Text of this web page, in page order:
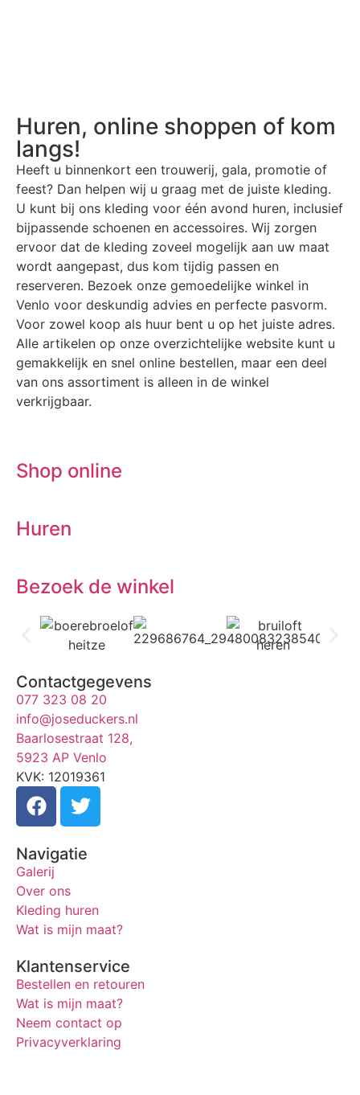
Huren, online shoppen of kom
langs!
Heeft u binnenkort een trouwerij, gala, promotie of
feest? Dan helpen wij u graag met de juiste kleding.
U kunt bij ons kleding voor één avond huren, inclusief
bijpassende schoenen en accessoires. Wij zorgen
ervoor dat de kleding zoveel mogelijk aan uw maat
wordt aangepast, dus kom tijdig passen en
reserveren. Bezoek onze gemoedelijke winkel in
Venlo voor deskundig advies en perfecte pasvorm.
Voor zowel koop als huur bent u op het juiste adres.
Alle artikelen op onze overzichtelijke website kunt u
gemakkelijk en snel online bestellen, maar een deel
van ons assortiment is alleen in de winkel
verkrijgbaar.
Shop online
Huren
Bezoek de winkel
Contactgegevens
077 323 08 20
info@joseduckers.nl
Baarlosestraat 128,
5923 AP Venlo
KVK: 12019361
Navigatie
Galerij
Over ons
Kleding huren
Wat is mijn maat?
Klantenservice
Bestellen en retouren
Wat is mijn maat?
Neem contact op
Privacyverklaring